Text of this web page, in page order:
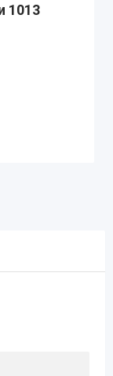
1013